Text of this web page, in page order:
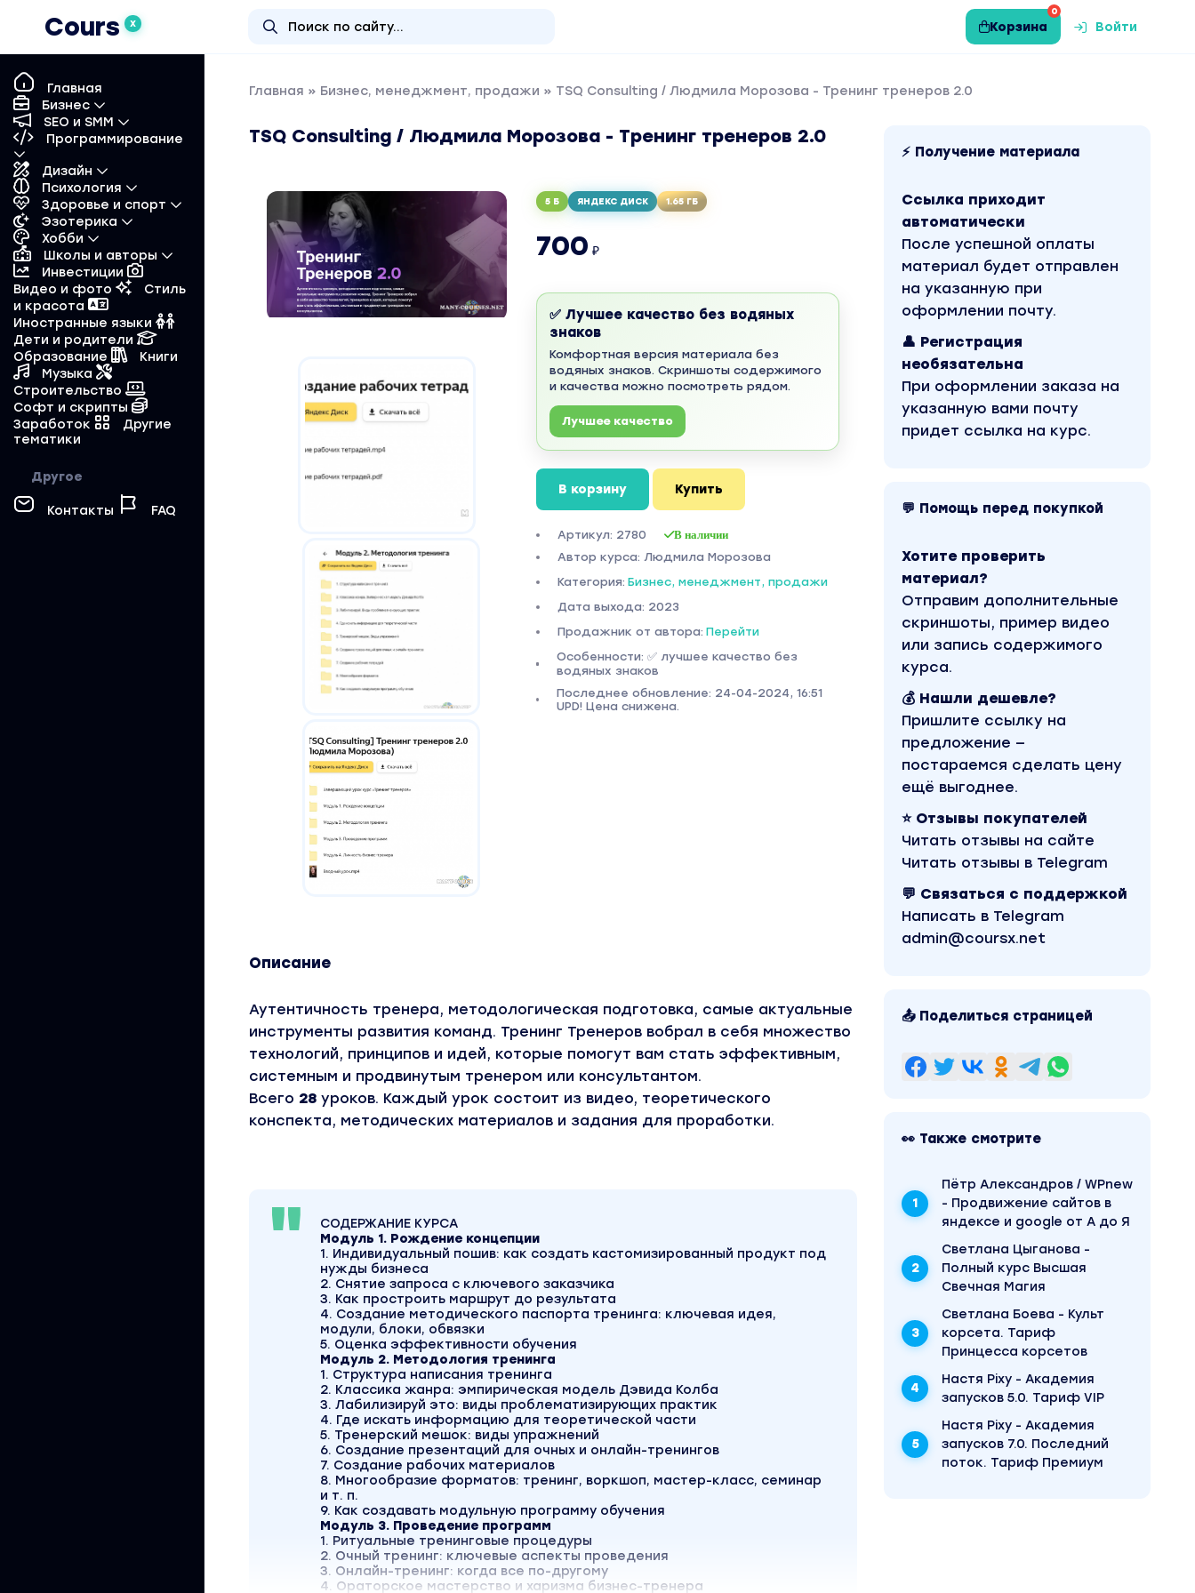
Cours X
0
Корзина Войти
Главная
Бизнес
SEO и SMM
Программирование
Дизайн
Психология
Здоровье и спорт
Эзотерика
Хобби
Школы и авторы
Инвестиции
Видео и фото
Стиль
и красота
Иностранные языки
Дети и родители
Образование
Книги
Музыка
Строительство
Софт и скрипты
Заработок
Другие
тематики
Другое
Контакты FAQ
Главная » Бизнес, менеджмент, продажи » TSQ Consulting / Людмила Морозова - Тренинг тренеров 2.0
TSQ Consulting / Людмила Морозова - Тренинг тренеров 2.0
5 Б ЯНДЕКС ДИСК 1.65 ГБ
700 ₽
✅ Лучшее качество без водяных
знаков
Комфортная версия материала без
водяных знаков. Скриншоты содержимого
и качества можно посмотреть рядом.
Лучшее качество
В корзину Купить
Артикул: 2780 В наличии
Автор курса: Людмила Морозова
Категория: Бизнес, менеджмент, продажи
Дата выхода: 2023
Продажник от автора: Перейти
Особенности: ✅ лучшее качество без
водяных знаков
Последнее обновление: 24-04-2024, 16:51
UPD! Цена снижена.
Описание
Аутентичность тренера, методологическая подготовка, самые актуальные
инструменты развития команд. Тренинг Тренеров вобрал в себя множество
технологий, принципов и идей, которые помогут вам стать эффективным,
системным и продвинутым тренером или консультантом.
Всего 28 уроков. Каждый урок состоит из видео, теоретического
конспекта, методических материалов и задания для проработки.
СОДЕРЖАНИЕ КУРСА
Модуль 1. Рождение концепции
1. Индивидуальный пошив: как создать кастомизированный продукт под
нужды бизнеса
2. Снятие запроса с ключевого заказчика
3. Как простроить маршрут до результата
4. Создание методического паспорта тренинга: ключевая идея,
модули, блоки, обвязки
5. Оценка эффективности обучения
Модуль 2. Методология тренинга
1. Структура написания тренинга
2. Классика жанра: эмпирическая модель Дэвида Колба
3. Лабилизируй это: виды проблематизирующих практик
4. Где искать информацию для теоретической части
5. Тренерский мешок: виды упражнений
6. Создание презентаций для очных и онлайн-тренингов
7. Создание рабочих материалов
8. Многообразие форматов: тренинг, воркшоп, мастер-класс, семинар
и т. п.
9. Как создавать модульную программу обучения
Модуль 3. Проведение программ
1. Ритуальные тренинговые процедуры
2. Очный тренинг: ключевые аспекты проведения
3. Онлайн-тренинг: когда все по-другому
4. Ораторское мастерство и харизма бизнес-тренера
⚡ Получение материала
Ссылка приходит
автоматически
После успешной оплаты
материал будет отправлен
на указанную при
оформлении почту.
👤 Регистрация
необязательна
При оформлении заказа на
указанную вами почту
придет ссылка на курс.
💬 Помощь перед покупкой
Хотите проверить
материал?
Отправим дополнительные
скриншоты, пример видео
или запись содержимого
курса.
💰 Нашли дешевле?
Пришлите ссылку на
предложение —
постараемся сделать цену
ещё выгоднее.
⭐ Отзывы покупателей
Читать отзывы на сайте
Читать отзывы в Telegram
💬 Связаться с поддержкой
Написать в Telegram
admin@coursx.net
📤 Поделиться страницей
👀 Также смотрите
Пётр Александров / WPnew
- Продвижение сайтов в
яндексе и google от А до Я
Светлана Цыганова -
Полный курс Высшая
Свечная Магия
Светлана Боева - Культ
корсета. Тариф
Принцесса корсетов
Настя Pixy - Академия
запусков 5.0. Тариф VIP
Настя Pixy - Академия
запусков 7.0. Последний
поток. Тариф Премиум